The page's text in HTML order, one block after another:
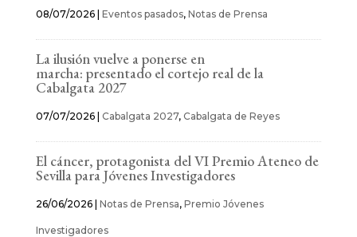
08/07/2026| Eventos pasados, Notas de Prensa
La ilusión vuelve a ponerse en
marcha: presentado el cortejo real de la
Cabalgata 2027
07/07/2026| Cabalgata 2027, Cabalgata de Reyes
El cáncer, protagonista del VI Premio Ateneo de
Sevilla para Jóvenes Investigadores
26/06/2026| Notas de Prensa, Premio Jóvenes
Investigadores